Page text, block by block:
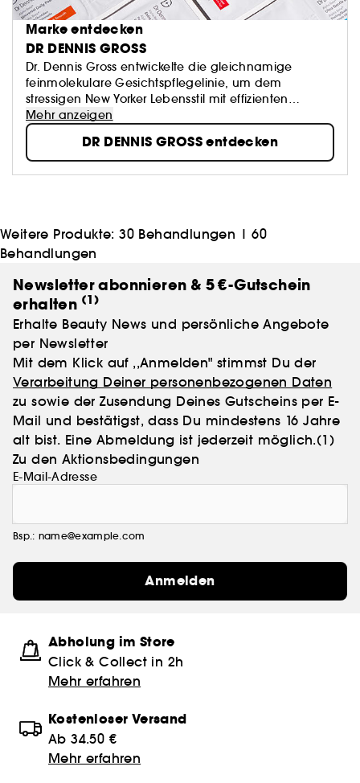
Marke entdecken
DR DENNIS GROSS
Dr. Dennis Gross entwickelte die gleichnamige
feinmolekulare Gesichtspflegelinie, um dem
stressigen New Yorker Lebensstil mit effizienten
Produkten den Kampf anzusagen. Das Doctor-Brand
verbindet den begehrenswerten Luxus der
glamourösen Upper East Side mit hochwirksamer
Hautpflege – und bringt genau diese Range von
Produkten zu dir nach Hause!
Mehr anzeigen
DR DENNIS GROSS entdecken
Weitere Produkte:30 Behandlungen |60
Behandlungen
Newsletter abonnieren & 5 €-Gutschein
erhalten (1)
Erhalte Beauty News und persönliche Angebote
per Newsletter
Mit dem Klick auf ,,Anmelden" stimmst Du der
Verarbeitung Deiner personenbezogenen Daten
zu sowie der Zusendung Deines Gutscheins per E-
Mail und bestätigst, dass Du mindestens 16 Jahre
alt bist. Eine Abmeldung ist jederzeit möglich.(1)
Zu den Aktionsbedingungen
E-Mail-Adresse
Bsp.: name@example.com
Anmelden
Abholung im Store
Click & Collect in 2h
Mehr erfahren
Kostenloser Versand
Ab 34.50 €
Mehr erfahren